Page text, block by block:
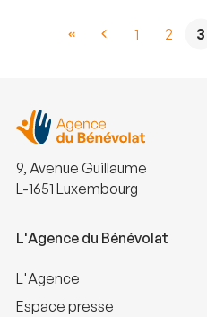
1 2 3
9, Avenue Guillaume
L-1651 Luxembourg
L'Agence du Bénévolat
L'Agence
Espace presse